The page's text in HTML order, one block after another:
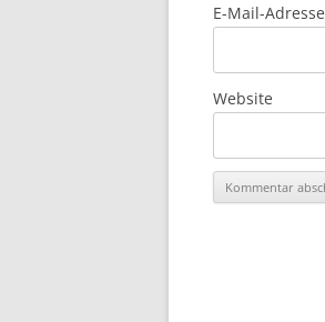
E-Mail-Adresse
Website